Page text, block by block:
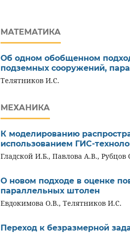
МАТЕМАТИКА
Об одном обобщенном
подземных сооружений,
Телятников И.С.
МЕХАНИКА
К моделированию
использованием ГИС-
Гладской И.Б., Павлова А.В., Рубцов
О новом подходе в оценке
параллельных штолен
Евдокимова О.В., Телятников И.С.
Переход к безразмерной